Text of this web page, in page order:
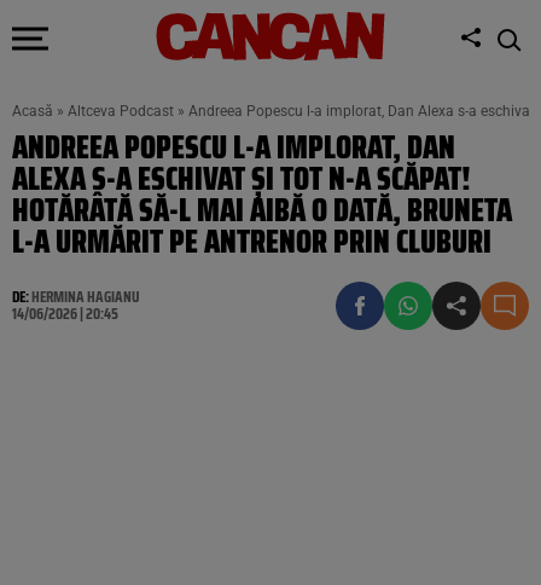
Acasă » Altceva Podcast » Andreea Popescu l-a implorat, Dan Alexa s-a
ANDREEA POPESCU L-A IMPLORAT, DAN
ALEXA S-A ESCHIVAT ȘI TOT N-A SCĂPAT!
HOTĂRÂTĂ SĂ-L MAI AIBĂ O DATĂ, BRUNETA
L-A URMĂRIT PE ANTRENOR PRIN CLUBURI
DE:HERMINA HAGIANU
14/06/2026 | 20:45